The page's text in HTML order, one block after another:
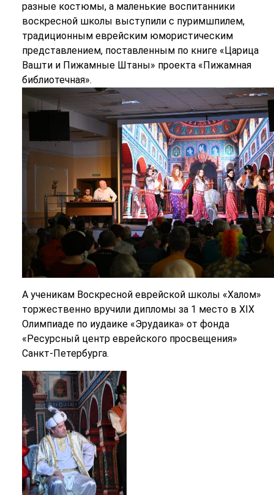
разные костюмы, а маленькие воспитанники
воскресной школы выступили с пуримшпилем,
традиционным еврейским юмористическим
представлением, поставленным по книге «Царица
Вашти и Пижамные Штаны» проекта «Пижамная
библиотечная».
А ученикам Воскресной еврейской школы «Халом»
торжественно вручили дипломы за 1 место в XIX
Олимпиаде по иудаике «Эрудаика» от фонда
«Ресурсный центр еврейского просвещения»
Санкт-Петербурга.